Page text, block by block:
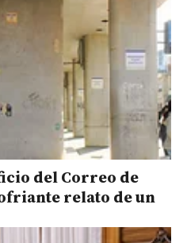
del Correo de
relato de un